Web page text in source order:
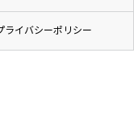
ライバシーポリシー